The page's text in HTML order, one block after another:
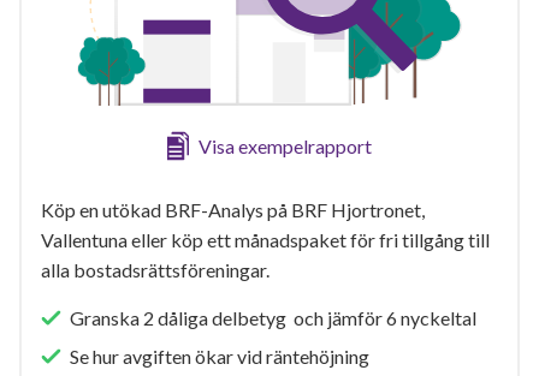
Visa exempelrapport
Köp en utökad BRF-Analys på BRF Hjortronet,
Vallentuna eller köp ett månadspaket för fri tillgång till
alla bostadsrättsföreningar.
Granska 2 dåliga delbetyg och jämför 6 nyckeltal
Se hur avgiften ökar vid räntehöjning